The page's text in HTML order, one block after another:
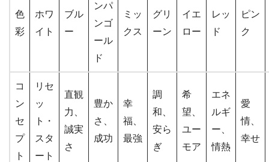
色
彩
ホワ
イト
ブル
ー
ンパ
ンゴ
ール
ド
ミッ
クス
グリ
ーン
イエ
ロー
レッ
ド
ピン
ク
コ
ン
セ
プ
ト
リセ
ッ
ト・
スタ
ート
直観
力、
誠実
さ
豊か
さ、
成功
幸
福、
最強
調
和、
安ら
ぎ
希
望、
ユー
モア
エネ
ルギ
ー、
情熱
愛
情、
幸せ